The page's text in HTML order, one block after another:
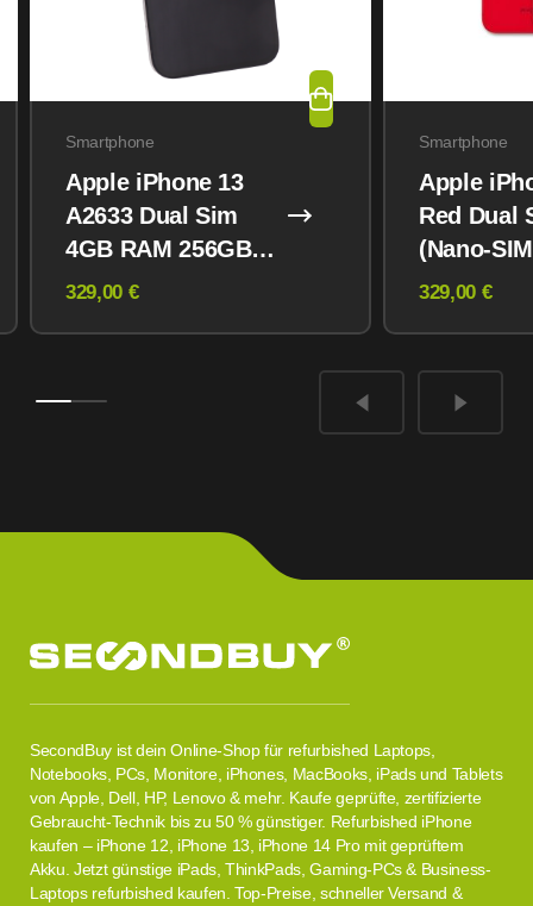
Smartphone
Apple iPhone 13
A2633 Dual Sim
4GB RAM 256GB
Midnight
329,00 €
Smartphone
Apple
Red Dual
(Nano-
eSIM)
329,00 €
SecondBuy ist dein Online-Shop für refurbished Laptops,
Notebooks, PCs, Monitore, iPhones, MacBooks, iPads und Tablets
von Apple, Dell, HP, Lenovo & mehr. Kaufe geprüfte, zertifizierte
Gebraucht-Technik bis zu 50 % günstiger. Refurbished iPhone
kaufen – iPhone 12, iPhone 13, iPhone 14 Pro mit geprüftem
Akku. Jetzt günstige iPads, ThinkPads, Gaming-PCs & Business-
Laptops refurbished kaufen. Top-Preise, schneller Versand &